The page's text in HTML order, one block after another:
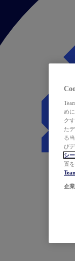
め
ク
た
る
び
シー
置
企